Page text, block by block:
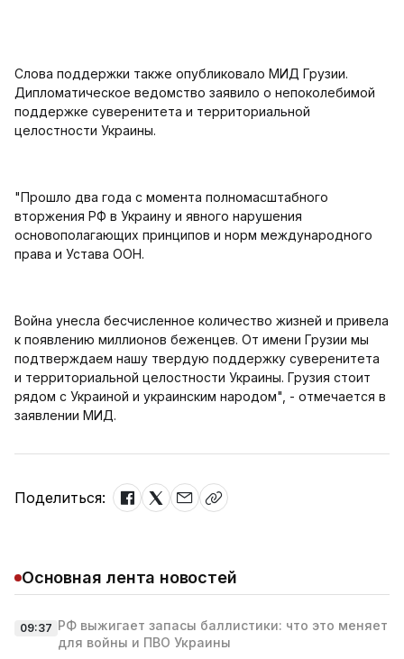
Слова поддержки также опубликовало МИД Грузии.
Дипломатическое ведомство заявило о непоколебимой
поддержке суверенитета и территориальной
целостности Украины.
"Прошло два года с момента полномасштабного
вторжения РФ в Украину и явного нарушения
основополагающих принципов и норм международного
права и Устава ООН.
Война унесла бесчисленное количество жизней и привела
к появлению миллионов беженцев. От имени Грузии мы
подтверждаем нашу твердую поддержку суверенитета
и территориальной целостности Украины. Грузия стоит
рядом с Украиной и украинским народом", - отмечается в
заявлении МИД.
Поделиться:
Основная лента новостей
09:37 РФ выжигает запасы баллистики: что это меняет
для войны и ПВО Украины